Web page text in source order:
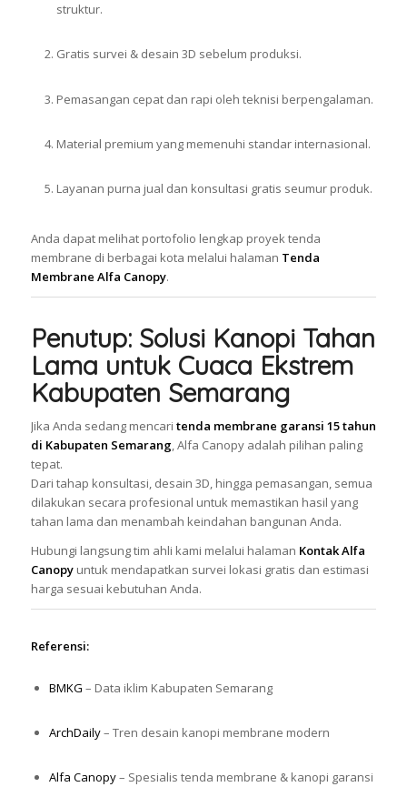
struktur.
Gratis survei & desain 3D sebelum produksi.
Pemasangan cepat dan rapi oleh teknisi berpengalaman.
Material premium yang memenuhi standar internasional.
Layanan purna jual dan konsultasi gratis seumur produk.
Anda dapat melihat portofolio lengkap proyek tenda
membrane di berbagai kota melalui halaman Tenda
Membrane Alfa Canopy.
Penutup: Solusi Kanopi Tahan
Lama untuk Cuaca Ekstrem
Kabupaten Semarang
Jika Anda sedang mencari tenda membrane garansi 15 tahun
di Kabupaten Semarang, Alfa Canopy adalah pilihan paling
tepat.
Dari tahap konsultasi, desain 3D, hingga pemasangan, semua
dilakukan secara profesional untuk memastikan hasil yang
tahan lama dan menambah keindahan bangunan Anda.
Hubungi langsung tim ahli kami melalui halaman Kontak Alfa
Canopyuntuk mendapatkan survei lokasi gratis dan estimasi
harga sesuai kebutuhan Anda.
Referensi:
BMKG – Data iklim Kabupaten Semarang
ArchDaily– Tren desain kanopi membrane modern
Alfa Canopy– Spesialis tenda membrane & kanopi garansi